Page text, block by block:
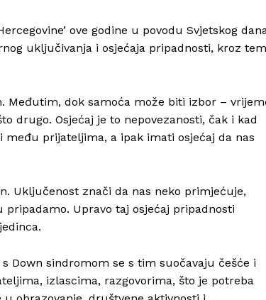
ove godine u povodu Svjetskog
uključivanja i osjećaja pripadnosti, kroz
Međutim, dok samoća može biti izbor –
drugo. Osjećaj je to nepovezanosti, čak i kad
prijateljima, a ipak imati osjećaj da nas
Uključenost znači da nas neko primjećuje,
pripadamo. Upravo taj osjećaj pripadnosti
Down sindromom se s tim suočavaju češće i
izlascima, razgovorima, što je potreba